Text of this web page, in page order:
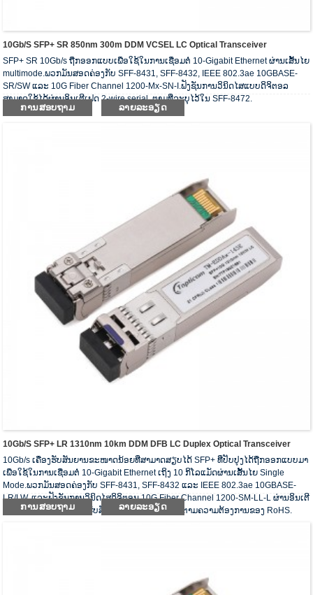
10Gb/s SFP+ SR 850nm 300m DDM VCSEL LC Optical Transceiver
SFP+ SR 10Gb/s ຖືກອອກແບບເພື່ອໃຊ້ໃນການເຊື່ອມຕໍ່ 10-Gigabit Ethernet ຜ່ານເສັ້ນໄຍ
multimode.ພວກມັນສອດຄ່ອງກັບ SFF-8431, SFF-8432, IEEE 802.3ae 10GBASE-
SR/SW ແລະ 10G Fiber Channel 1200-Mx-SN-I.ຟັງຊັນການວິນິດໄສແບບດິຈິຕອລ
ສາມາດໃຊ້ໄດ້ຜ່ານອິນເຕີເຟດ 2-wire serial, ຕາມທີ່ລະບຸໄວ້ໃນ SFF-8472.
ການສອບຖາມ ລາຍລະອຽດ
10Gb/s SFP+ LR 1310nm 10km DDM DFB LC Duplex Optical Transceiver
10Gb/s ເຄື່ອງຮັບສັນຍານຂະໜາດນ້ອຍທີ່ສາມາດສຽບໄດ້ SFP+ ທີ່ປັບປຸງໄດ້ຖືກອອກແບບມາ
ເພື່ອໃຊ້ໃນການເຊື່ອມຕໍ່ 10-Gigabit Ethernet ເຖິງ 10 ກິໂລແມັດຜ່ານເສັ້ນໄຍ Single
Mode.ພວກມັນສອດຄ່ອງກັບ SFF-8431, SFF-8432 ແລະ IEEE 802.3ae 10GBASE-
LR/LW, ແລະຟັງຊັນການວິນິດໄສດິຈິຕອນ 10G Fiber Channel 1200-SM-LL-L ຜ່ານອິນເຕີ
ເຟດ 2-wire serial.ເຄື່ອງຮັບສັນຍານ optical ປະຕິບັດຕາມຄວາມຕ້ອງການຂອງ RoHS.
ການສອບຖາມ ລາຍລະອຽດ